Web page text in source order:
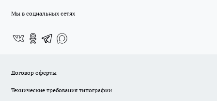
Мы в социальных сетях
Договор оферты
Технические требования типографии